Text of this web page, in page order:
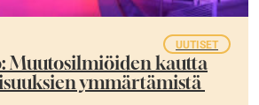
UUTISET
Muutosilmiöiden kautta
ymmärtämistä